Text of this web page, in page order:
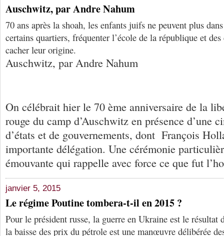
Auschwitz, par Andre Nahum
70 ans après la shoah, les enfants juifs ne peuvent plus
certains quartiers, fréquenter l’école de la république et
cacher leur origine.
Auschwitz, par Andre Nahum
On célébrait hier le 70 ème anniversaire de la
rouge du camp d’Auschwitz en présence d’une
d’états et de gouvernements, dont François
importante délégation. Une cérémonie
émouvante qui rappelle avec force ce que fut
janvier 5, 2015
Le régime Poutine tombera-t-il en 2015 ?
Pour le président russe, la guerre en Ukraine est le résultat
la baisse des prix du pétrole est une manœuvre délibérée